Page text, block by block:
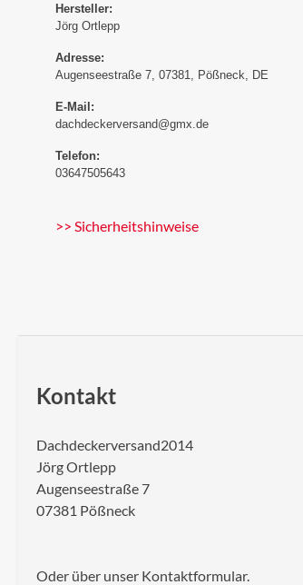
Hersteller:
Jörg Ortlepp
Adresse:
Augenseestraße 7, 07381, Pößneck, DE
E-Mail:
dachdeckerversand@gmx.de
Telefon:
03647505643
>> Sicherheitshinweise
Kontakt
Dachdeckerversand2014
Jörg Ortlepp
Augenseestraße 7
07381 Pößneck
Oder über unser Kontaktformular.